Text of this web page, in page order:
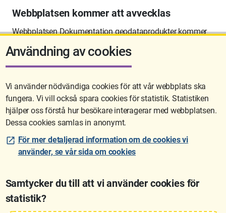
Webbplatsen kommer att avvecklas
Webbplatsen Dokumentation geodataprodukter kommer
att avvecklas på sikt.
Sidan uppdaterades senast: 2026-06-10 12:58
Användning av cookies
Vi använder nödvändiga cookies för att vår webbplats ska
fungera. Vi vill också spara cookies för statistik. Statistiken
hjälper oss förstå hur besökare interagerar med webbplatsen.
Dessa cookies samlas in anonymt.
För mer detaljerad information om de cookies vi
använder, se vår sida om cookies
Samtycker du till att vi använder cookies för
statistik?
Lantmäteriet är den myndighet som kartlägger Sverige. Till våra